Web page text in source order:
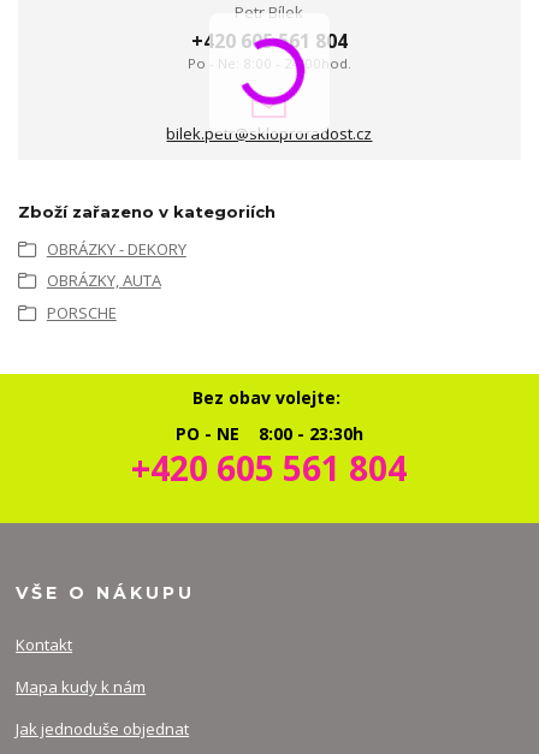
Petr Bílek
+420 605 561 804
Po - Ne: 8:00 - 24:00hod.
bilek.petr@skloproradost.cz
Zboží zařazeno v kategoriích
OBRÁZKY - DEKORY
OBRÁZKY, AUTA
PORSCHE
Bez obav volejte:
PO - NE 8:00 - 23:30h
+420 605 561 804
VŠE O NÁKUPU
Kontakt
Mapa kudy k nám
Jak jednoduše objednat